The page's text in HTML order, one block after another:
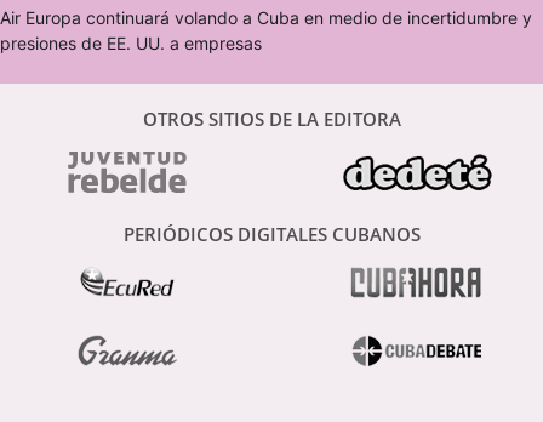
Air Europa continuará volando a Cuba en medio de incertidumbre y
presiones de EE. UU. a empresas
OTROS SITIOS DE LA EDITORA
PERIÓDICOS DIGITALES CUBANOS